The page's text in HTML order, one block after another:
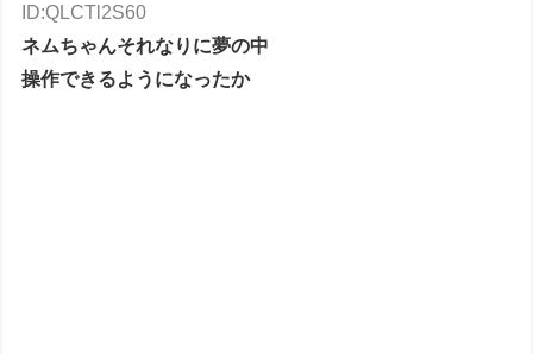
ID:QLCTl2S60
ネムちゃんそれなりに夢の中
操作できるようになったか